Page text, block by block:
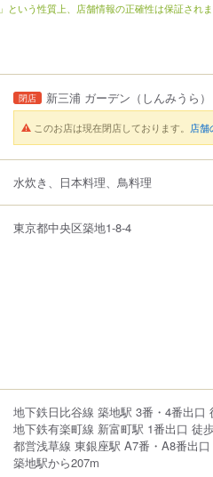
という性質上、店舗情報の正確性は保証され
閉店 新三浦 ガーデン （しんみうら）
このお店は現在閉店しております。 店舗
水炊き、日本料理、鳥料理
東京都中央区築地1-8-4
地下鉄日比谷線 築地駅 3番・4番出口
地下鉄有楽町線 新富町駅 1番出口 徒
都営浅草線 東銀座駅 A7番・A8番出
築地駅から207m